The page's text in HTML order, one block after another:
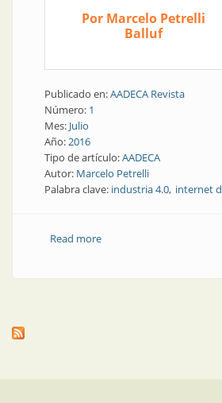
Por Marcelo Petrelli
Balluf
Publicado en:AADECA Revista
Número: 1
Mes: Julio
Año:2016
Tipo de artículo:AADECA
Autor: Marcelo Petrelli
Palabra clave: industria 4.0 internet
Read moreabout Presente y futuro |